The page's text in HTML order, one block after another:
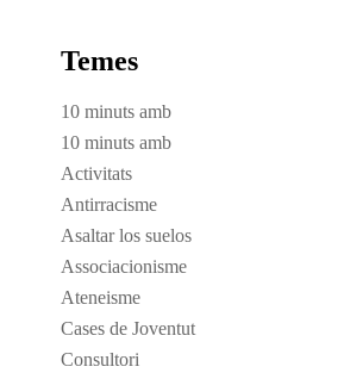
Temes
10 minuts amb
10 minuts amb
Activitats
Antirracisme
Asaltar los suelos
Associacionisme
Ateneisme
Cases de Joventut
Consultori